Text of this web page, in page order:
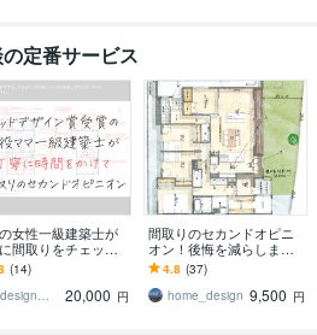
定番サービス
女性一級建築士が
間取りをチェック
TV・雑誌掲載の建
機能とデザイン両
修正案をご提案
(14)
Ndesign一級建築士
20,000 円
間取りのセカンドオピニ
オン！後悔を減らします
住宅専門の1級建築士によ
る、後悔しないための間
取りチェック☆
4.8 (37)
home_design 9,500 円